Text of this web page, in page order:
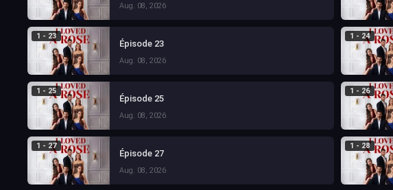
Aug. 08, 2026
1 - 23
Épisode 23
Aug. 08, 2026
1 - 24
1 - 25
Épisode 25
Aug. 08, 2026
1 - 26
1 - 27
Épisode 27
Aug. 08, 2026
1 - 28